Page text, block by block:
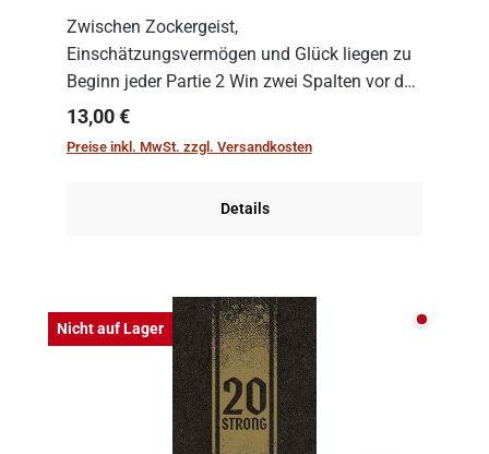
Zwischen Zockergeist,
Einschätzungsvermögen und Glück liegen zu
Beginn jeder Partie 2 Win zwei Spalten vor den
Spielenden aus, die es in die Höhe zu treiben
gilt. Doch das geht natürlich nur, solange man
Regulärer Preis:
13,00 €
Preise inkl. MwSt. zzgl. Versandkosten
Details
Nicht auf Lager Nicht